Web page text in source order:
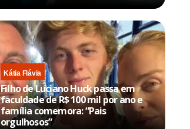
Kátia Flávia
Filho de Luciano Huck passa em
faculdade de R$ 100 mil por ano e
família comemora: “Pais
orgulhosos”